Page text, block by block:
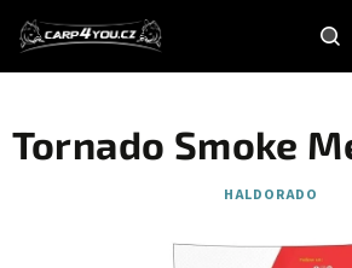
obsah
Tornado Smoke
HALDORADO